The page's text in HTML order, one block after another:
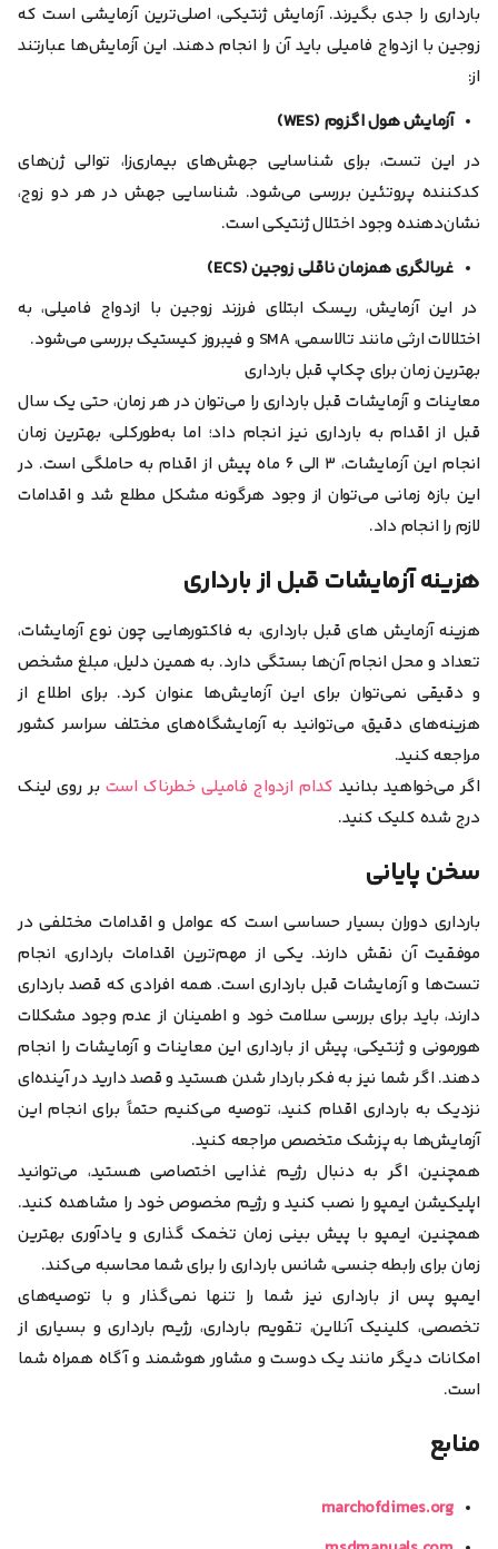
بارداری را جدی بگیرند. آزمایش ژنتیکی، اصلی‌ترین آزمایشی است که
زوجین با ازدواج فامیلی باید آن را انجام دهند. این آزمایش‌ها عبارتند
از:
آزمایش هول اگزوم (WES)
در این تست، برای شناسایی جهش‌های بیماری‌زا، توالی ژن‌های
کد‌کننده پروتئین بررسی می‌شود. شناسایی جهش در هر دو زوج،
نشان‌دهنده وجود اختلال ژنتیکی است.
غربالگری همزمان ناقلی زوجین (ECS)
در این آزمایش، ریسک ابتلای فرزند زوجین با ازدواج فامیلی، به
اختلالات ارثی مانند تالاسمی، SMA و فیبروز کیستیک بررسی می‌شود.
بهترین زمان برای چکاپ قبل بارداری
معاینات و آزمایشات قبل بارداری را می‌توان در هر زمان، حتی یک سال
قبل از اقدام به بارداری نیز انجام داد؛ اما به‌طور‌کلی، بهترین زمان
انجام این آزمایشات، ۳ الی ۶ ماه پیش از اقدام به حاملگی است. در
این بازه زمانی می‌توان از وجود هرگونه مشکل مطلع شد و اقدامات
لازم را انجام داد.
هزینه آزمایشات قبل از بارداری
هزینه آزمایش های قبل بارداری، به فاکتور‌هایی چون نوع آزمایشات،
تعداد و محل انجام آن‌ها بستگی دارد. به همین دلیل، مبلغ مشخص
و دقیقی نمی‌توان برای این آزمایش‌ها عنوان کرد. برای اطلاع از
هزینه‌های دقیق، می‌توانید به آزمایشگاه‌های مختلف سراسر کشور
مراجعه کنید.
اگر می‌خواهید بدانیدکدام ازدواج فامیلی خطرناک است بر روی لینک
درج شده کلیک کنید.
سخن پایانی
بارداری دوران بسیار حساسی است که عوامل و اقدامات مختلفی در
موفقیت آن نقش دارند. یکی از مهم‌ترین اقدامات بارداری، انجام
تست‌ها و آزمایشات قبل بارداری است. همه افرادی که قصد بارداری
دارند، باید برای بررسی سلامت خود و اطمینان از عدم وجود مشکلات
هورمونی و ژنتیکی، پیش از بارداری این معاینات و آزمایشات را انجام
دهند. اگر شما نیز به فکر باردار شدن هستید و قصد دارید در آینده‌ای
نزدیک به بارداری اقدام کنید، توصیه می‌کنیم حتماً برای انجام این
آزمایش‌ها به پزشک متخصص مراجعه کنید.
همچنین، اگر به دنبال رژیم غذایی اختصاصی هستید، می‌توانید
اپلیکیشن ایمپو را نصب کنید و رژیم مخصوص خود را مشاهده کنید.
همچنین، ایمپو با پیش بینی زمان تخمک گذاری و یادآوری بهترین
زمان برای رابطه جنسی، شانس بارداری را برای شما محاسبه می‌کند.
ایمپو پس از بارداری نیز شما را تنها نمی‌گذار و با توصیه‌های
تخصصی، کلینیک آنلاین، تقویم بارداری، رژیم بارداری و بسیاری از
امکانات دیگر مانند یک دوست و مشاور هوشمند و آگاه همراه شما
است.
منابع
marchofdimes.org